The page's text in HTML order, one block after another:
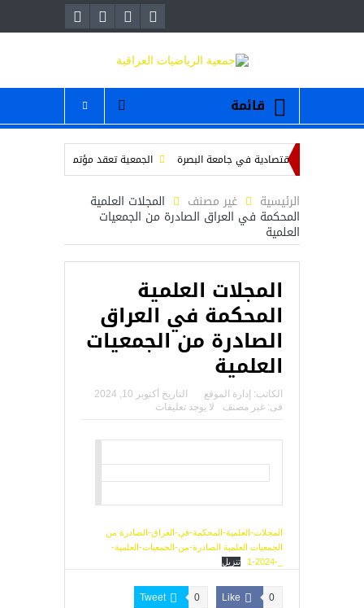
قائمة
العلوم الاقتصادية في جامعة البصرة
الجمعية تعقد مؤتمرها الانتخابي للهيئة
الرئيسية غير مصنف المجلات العلمية
المحكمة في العراق الصادرة من الجمعيات
العلمية
المجلات العلمية
المحكمة في العراق
الصادرة من الجمعيات
العلمية
الكاتب: إدارة الموقع التاريخ أكتوبر 10, 2024
فى: غير مصنف لا يوجد تعليقات
المجلات-العلمية-المحكمة-في-العراق-الصادرة من
الجمعيات العلمية الصادرة-من-الجمعيات-العلمية-
_-2024-1
تنزيل
Like 0
Tweet 0